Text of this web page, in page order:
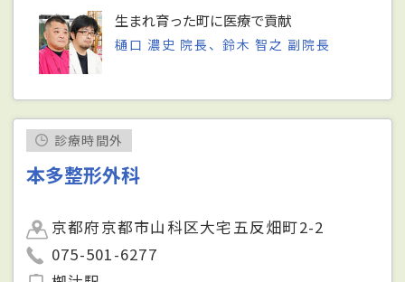
生まれ育った町に医療で貢献
樋口 濃史 院長、鈴木 智之 副院長
診療時間外
本多整形外科
京都府京都市山科区大宅五反畑町2-2
075-501-6277